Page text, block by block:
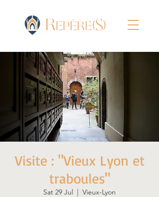
Visite : "Vieux Lyon et
traboules"
Sat 29 Jul
  |
Vieux-Lyon